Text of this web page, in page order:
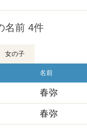
名前 4件
女の子
名前
春弥
春弥